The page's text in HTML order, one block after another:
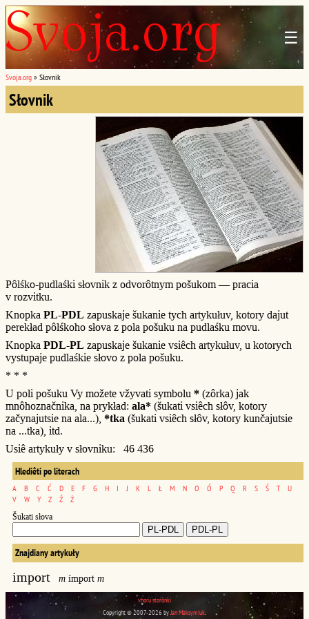
☰
Svoja.org » Słovnik
Słovnik
Pôlśko-pudlaśki słovnik z odvorôtnym pošukom — pracia
v rozvitku.
Knopka PL-PDL zapuskaje šukanie tych artykułuv, kotory dajut
perekład pôlśkoho słova z pola pošuku na pudlaśku movu.
Knopka PDL-PL zapuskaje šukanie vsiêch artykułuv, u kotorych
vystupaje pudlaśkie słovo z pola pošuku.
* * *
U poli pošuku Vy možete vžyvati symbolu * (zôrka) jak
mnôhoznačnika, na prykład: ala* (šukati vsiêch słôv, kotory
začynajutsie na ala...), *tka (šukati vsiêch słôv, kotory kunčajutsie
na ...tka), itd.
Usiê artykuły v słovniku: 46 436
Hlediêti po literach
A B C Ć D E F G H I J K L Ł M N O Ó P Q R S Ś T
U
V
W Y Z Ź Ż
Šukati słova
Znajdiany artykuły
import m ímport m
vhoru storônki
Copyright © 2007-2026 byJan Maksymiuk